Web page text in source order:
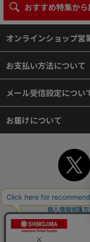
おすすめ特集から
オンラインショップ営
お支払い方法について
メール受信設定につい
お届けについて
TOP 初めてご利用
個人情報保護方
よくあるご質問
サイトマップ